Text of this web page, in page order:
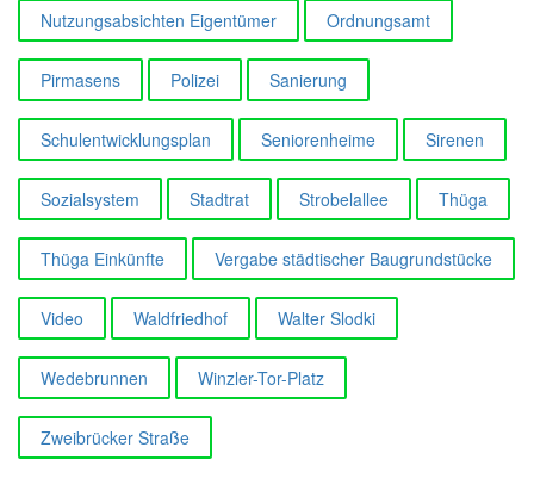
Nutzungsabsichten Eigentümer Ordnungsamt
Pirmasens Polizei Sanierung
Schulentwicklungsplan Seniorenheime Sirenen
Sozialsystem Stadtrat Strobelallee Thüga
Thüga Einkünfte Vergabe städtischer Baugrundstücke
Video Waldfriedhof Walter Slodki
Wedebrunnen Winzler-Tor-Platz
Zweibrücker Straße